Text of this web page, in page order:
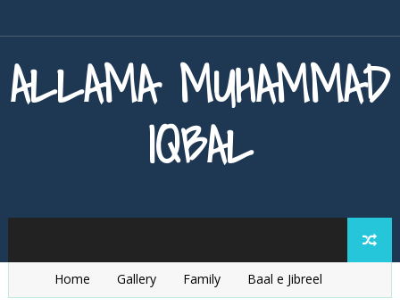
ALLAMA MUHAMMAD
IQBAL
Home Gallery Family
Baal e Jibreel